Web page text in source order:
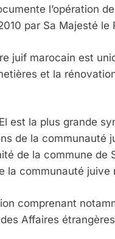
l’opération
par Sa Majesté le
juif marocain est
et la
est la plus grande
de la communauté
de la commune de
la communauté juive
comprenant
Affaires
JE